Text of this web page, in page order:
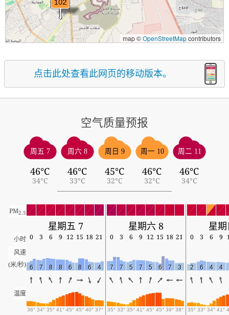
map ©OpenStreetMapcontributors
点击此处查看此网页的移动版本。
空气质量预报
周五 7
46°C
34°C
周六 8
46°C
33°C
周日 9
45°C
32°C
周一 10
46°C
32°C
周二 11
46°C
34°C
PM2.5
星期五 7 星期六 8 星
小时 0 3 6 9 12 15 18 21 0 3 6 9 12 15 18 21 0 3 6 9
风速
(米/秒) 6 7 8 8 6 8 6 4 7 7 5 7 5 6 7 3 2 6 4 4
温度
36° 34° 35° 41° 45° 45° 40° 37° 35° 33° 35° 41° 45° 45° 39° 38° 35° 33° 34° 41°